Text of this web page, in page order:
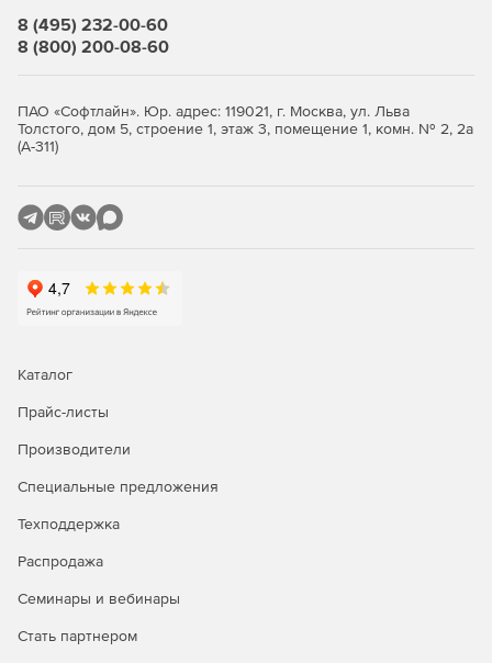
8 (495) 232-00-60
8 (800) 200-08-60
ПАО «Софтлайн». Юр. адрес: 119021, г. Москва, ул. Льва
Толстого, дом 5, строение 1, этаж 3, помещение 1, комн. № 2, 2а
(А-311)
Каталог
Прайс-листы
Производители
Специальные предложения
Техподдержка
Распродажа
Семинары и вебинары
Стать партнером